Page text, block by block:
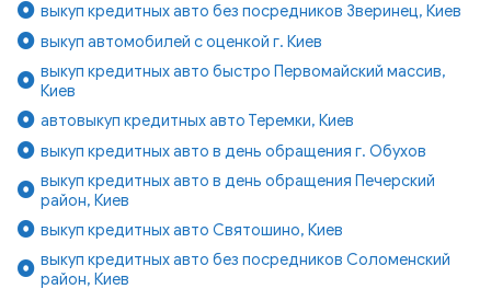
выкуп кредитных авто без посредников Зверинец, Киев
выкуп автомобилей с оценкой г. Киев
выкуп кредитных авто быстро Первомайский массив,
Киев
автовыкуп кредитных авто Теремки, Киев
выкуп кредитных авто в день обращения г. Обухов
выкуп кредитных авто в день обращения Печерский
район, Киев
выкуп кредитных авто Святошино, Киев
выкуп кредитных авто без посредников Соломенский
район, Киев